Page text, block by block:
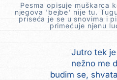
Pesma opisuje muškarca
njegova 'bejbe' nije tu.
priseća je se u snovima i
primećuje njenu
Jutro tek
nežno me
budim se,